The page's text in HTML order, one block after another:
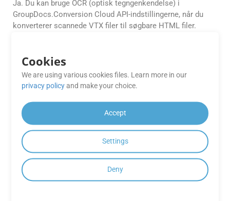
Ja. Du kan bruge OCR (optisk tegngenkendelse) i
GroupDocs.Conversion Cloud API-indstillingerne, når du
konverterer scannede VTX filer til søgbare HTML filer.
udtrække og konvertere teksten til en søgbar HTML.
Kan jeg forhåndsvise en VTX-fil, før
jeg konverterer den til HTML ved
hjælp af API’et?
Ja. GroupDocs.Conversion Cloud understøtter
dokumenteksempelfunktionen før konvertering. Dette
hjælper med at sikre layoutnøjagtighed, kontrollere
formatering og træffe informerede beslutninger, før den
endelige konvertering udføres.
Cookies
We are using various cookies files. Learn more in our
privacy policyand make your choice.
Accept
Settings
Deny